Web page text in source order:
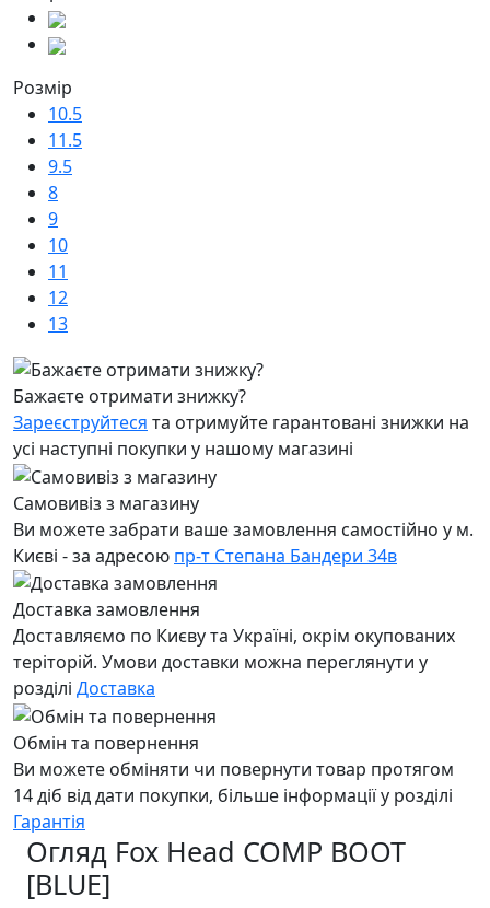
Розмір
10.5
11.5
9.5
8
9
10
11
12
13
Бажаєте отримати знижку?
Зареєструйтеся та отримуйте гарантовані знижки на
усі наступні покупки у нашому магазині
Самовивіз з магазину
Ви можете забрати ваше замовлення самостійно у м.
Києві - за адресою пр-т Степана Бандери 34в
Доставка замовлення
Доставляємо по Києву та Україні, окрім окупованих
теріторій. Умови доставки можна переглянути у
розділі Доставка
Обмін та повернення
Ви можете обміняти чи повернути товар протягом
14 діб від дати покупки, більше інформації у розділі
Гарантія
Огляд Fox Head COMP BOOT
[BLUE]